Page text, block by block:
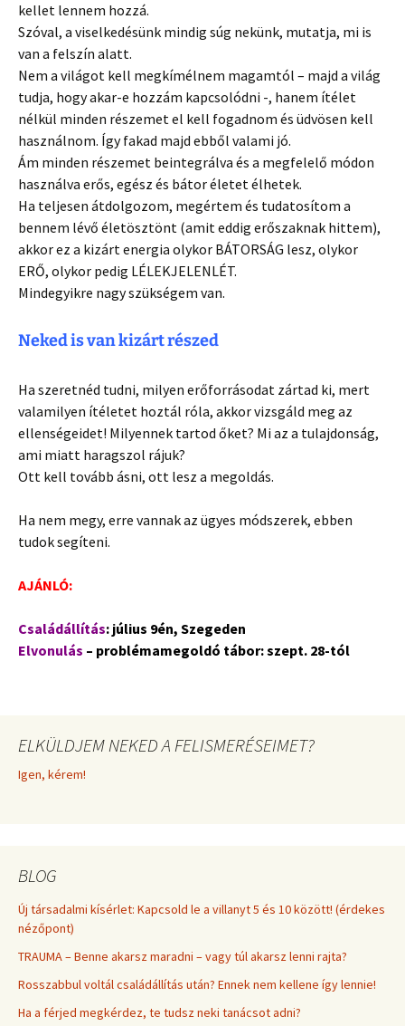
kellet lennem hozzá.
Szóval, a viselkedésünk mindig súg nekünk, mutatja, mi is
van a felszín alatt.
Nem a világot kell megkímélnem magamtól – majd a világ
tudja, hogy akar-e hozzám kapcsolódni -, hanem ítélet
nélkül minden részemet el kell fogadnom és üdvösen kell
használnom. Így fakad majd ebből valami jó.
Ám minden részemet beintegrálva és a megfelelő módon
használva erős, egész és bátor életet élhetek.
Ha teljesen átdolgozom, megértem és tudatosítom a
bennem lévő életösztönt (amit eddig erőszaknak hittem),
akkor ez a kizárt energia olykor BÁTORSÁG lesz, olykor
ERŐ, olykor pedig LÉLEKJELENLÉT.
Mindegyikre nagy szükségem van.
Neked is van kizárt részed
Ha szeretnéd tudni, milyen erőforrásodat zártad ki, mert
valamilyen ítéletet hoztál róla, akkor vizsgáld meg az
ellenségeidet! Milyennek tartod őket? Mi az a tulajdonság,
ami miatt haragszol rájuk?
Ott kell tovább ásni, ott lesz a megoldás.
Ha nem megy, erre vannak az ügyes módszerek, ebben
tudok segíteni.
AJÁNLÓ:
Családállítás: július 9én, Szegeden
Elvonulás – problémamegoldó tábor: szept. 28-tól
ELKÜLDJEM NEKED A FELISMERÉSEIMET?
Igen, kérem!
BLOG
Új társadalmi kísérlet: Kapcsold le a villanyt 5 és 10 között! (érdekes
nézőpont)
TRAUMA – Benne akarsz maradni – vagy túl akarsz lenni rajta?
Rosszabbul voltál családállítás után? Ennek nem kellene így lennie!
Ha a férjed megkérdez, te tudsz neki tanácsot adni?